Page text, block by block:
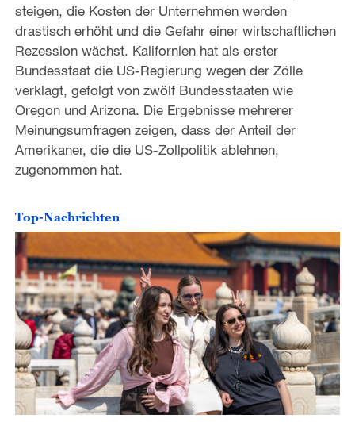
steigen, die Kosten der Unternehmen werden
drastisch erhöht und die Gefahr einer wirtschaftlichen
Rezession wächst. Kalifornien hat als erster
Bundesstaat die US-Regierung wegen der Zölle
verklagt, gefolgt von zwölf Bundesstaaten wie
Oregon und Arizona. Die Ergebnisse mehrerer
Meinungsumfragen zeigen, dass der Anteil der
Amerikaner, die die US-Zollpolitik ablehnen,
zugenommen hat.
Top-Nachrichten